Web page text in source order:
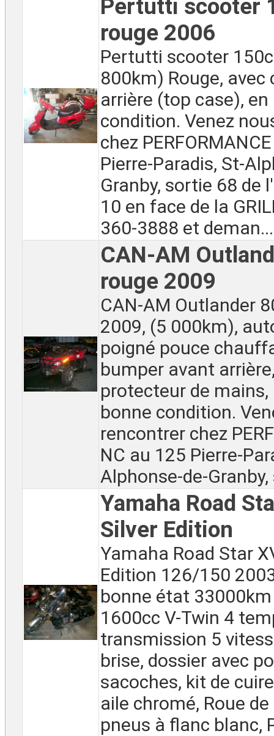
Pertutti scooter
rouge 2006
Pertutti scooter
800km) Rouge, avec
arrière (top case),
condition. Venez
chez
Pierre-Paradis, St-
Granby, sortie 68 de
10 en face de la
360-3888 et deman...
CAN-AM
rouge 2009
CAN-AM Outlander
2009, (5 000km),
poigné pouce
bumper avant
protecteur de mains,
bonne condition.
rencontrer chez
NC au 125 Pierre-
Alphonse-de-
Yamaha Road
Silver Edition
Yamaha Road Star
Edition 126/150
bonne état
1600cc V-Twin 4
transmission 5
brise, dossier avec
sacoches, kit de
aile chromé, Roue
pneus à flanc blanc,